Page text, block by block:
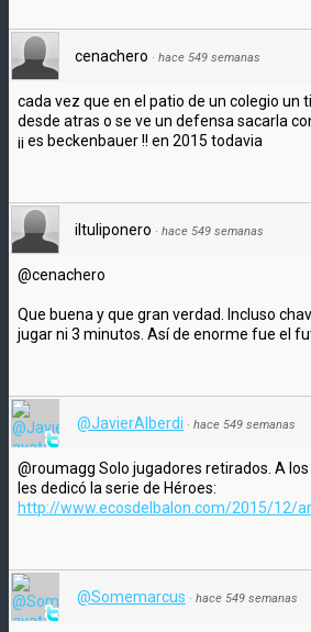
cenachero · hace 549 semanas
cada vez que en el patio de un colegio un
desde atras o se ve un defensa sacarla
¡¡ es beckenbauer !! en 2015 todavia
iltuliponero · hace 549 semanas
@cenachero
Que buena y que gran verdad. Incluso
jugar ni 3 minutos. Así de enorme fue el
@JavierAlberdi · hace 549 semanas
@roumagg Solo jugadores retirados. A
les dedicó la serie de Héroes:
http://www.ecosdelbalon.com/2015/12/
@Somemarcus · hace 549 semanas